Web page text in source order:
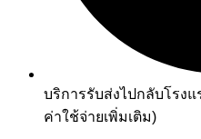
บริการรับส่งไปกลับโรง
ค่าใช้จ่ายเพิ่มเติม)